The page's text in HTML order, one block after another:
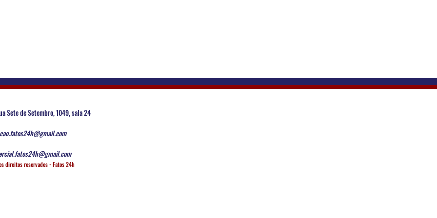
Sete de Setembro, 1049, sala 24
direitos reservados - Fatos 24h